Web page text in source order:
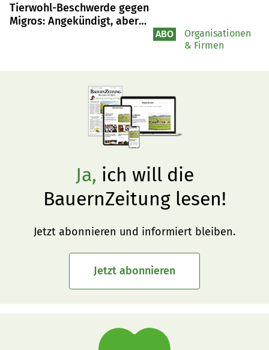
Tierwohl-Beschwerde gegen
Migros: Angekündigt, aber
ABO
Organisationen
& Firmen
Ja, ich will die
BauernZeitung lesen!
Jetzt abonnieren und informiert bleiben.
Jetzt abonnieren